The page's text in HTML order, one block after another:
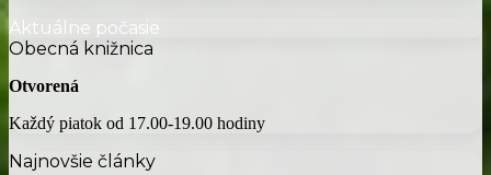
Aktuálne počasie
Obecná knižnica
Otvorená
Každý piatok od 17.00-19.00 hodiny
Najnovšie články